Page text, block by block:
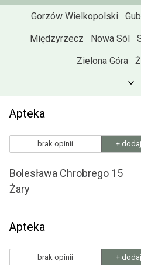
Gorzów Wielkopolski
Międzyrzecz
Nowa Sól
Zielona Góra
Apteka
brak opinii +
Bolesława Chrobrego 15
Żary
Apteka
brak opinii +